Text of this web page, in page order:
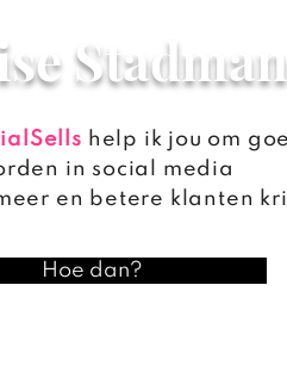
Stadman
help ik jou om
in social media
en betere klanten
Hoe dan?